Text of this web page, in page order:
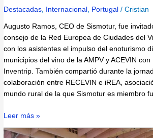
Destacadas Internacional Portugal /Cristian
Augusto Ramos, CEO de Sismotur, fue
consejo de la Red Europea de Ciudades del
con los asistentes el impulso del enoturismo
municipios del vino de la AMPV y ACEVIN
Inventrip. También compartió durante la
colaboración entre RECEVIN e iREA,
mundo rural de la que Sismotur es miembro
Leer más »
Sismotur